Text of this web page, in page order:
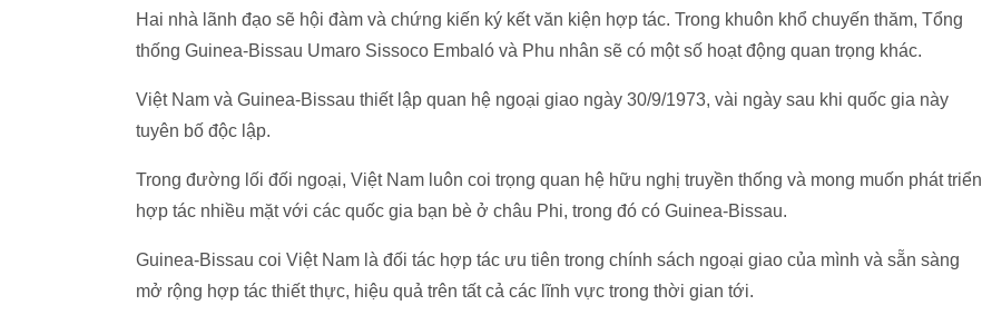
Hai nhà lãnh đạo sẽ hội đàm và chứng kiến ký kết văn kiện hợp tác. Trong khuôn khổ chuyến thăm, Tổng
thống Guinea-Bissau Umaro Sissoco Embaló và Phu nhân sẽ có một số hoạt động quan trọng khác.
Việt Nam và Guinea-Bissau thiết lập quan hệ ngoại giao ngày 30/9/1973, vài ngày sau khi quốc gia này
tuyên bố độc lập.
Trong đường lối đối ngoại, Việt Nam luôn coi trọng quan hệ hữu nghị truyền thống và mong muốn phát triển
hợp tác nhiều mặt với các quốc gia bạn bè ở châu Phi, trong đó có Guinea-Bissau.
Guinea-Bissau coi Việt Nam là đối tác hợp tác ưu tiên trong chính sách ngoại giao của mình và sẵn sàng
mở rộng hợp tác thiết thực, hiệu quả trên tất cả các lĩnh vực trong thời gian tới.